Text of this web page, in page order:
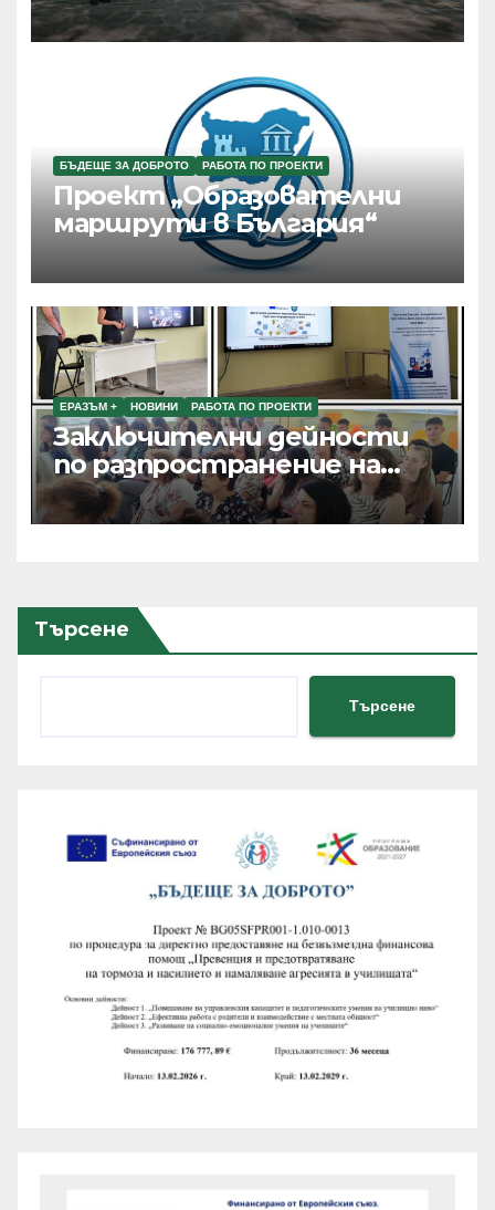
БЪДЕЩЕ ЗА ДОБРОТО РАБОТА ПО ПРОЕКТИ
Проект „Образователни
маршрути в България“
ЕРАЗЪМ + НОВИНИ РАБОТА ПО ПРОЕКТИ
Заключителни дейности
по разпространение на
резултатите от текущи
проекти по Програма
Търсене
Търсене